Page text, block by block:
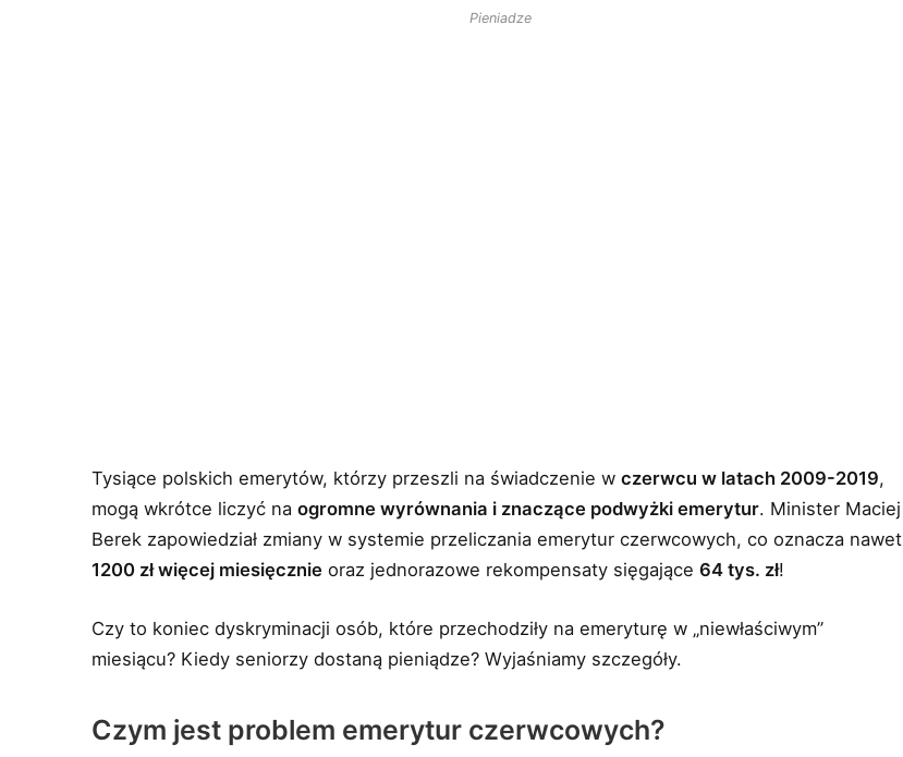
Pieniadze
Tysiące polskich emerytów, którzy przeszli na świadczenie wczerwcu w latach 2009-2019,
mogą wkrótce liczyć naogromne wyrównania i znaczące podwyżki emerytur. Minister Maciej
Berek zapowiedział zmiany w systemie przeliczania emerytur czerwcowych, co oznacza nawet
1200 zł więcej miesięcznie oraz jednorazowe rekompensaty sięgające64 tys. zł!
Czy to koniec dyskryminacji osób, które przechodziły na emeryturę w „niewłaściwym”
miesiącu? Kiedy seniorzy dostaną pieniądze? Wyjaśniamy szczegóły.
Czym jest problem emerytur czerwcowych?